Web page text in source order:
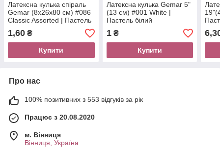
Латексна кулька спіраль
Gemar (8х26х80 см) #086
Classic Assorted | Пастель
асорті
1,60 ₴
Купити
Латексна кулька Gemar 5"
(13 см) #001 White |
Пастель білий
1₴
Купити
Про нас
100% позитивних з 553 відгуків за рік
Працює з 20.08.2020
м. Вінниця
Вінниця, Україна